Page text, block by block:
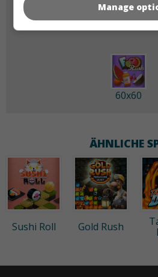
60x60
ÄHNLICHE
Sushi Roll Gold Rush
Manage